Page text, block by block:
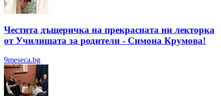
Честита дъщеричка на прекрасната ни лекторка
от Училищата за родители - Симона Крумова!
9meseca.bg